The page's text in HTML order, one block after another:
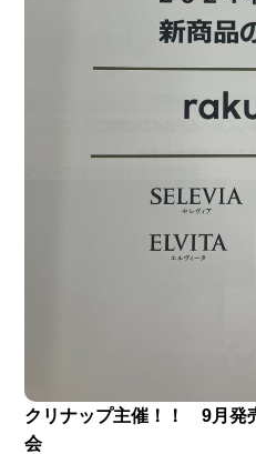
クリナップ主催！！ 9月
会